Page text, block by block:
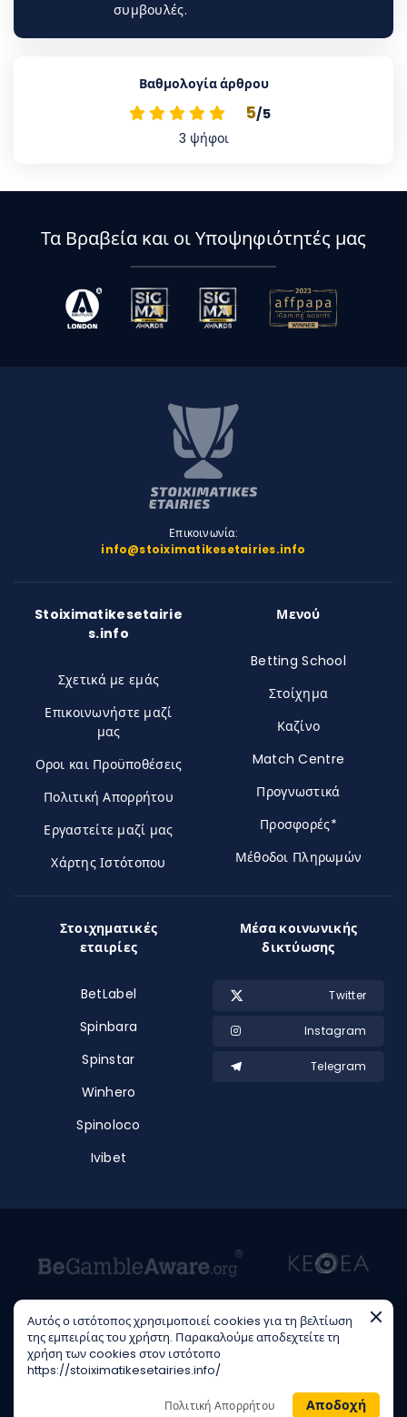
συμβουλές.
Βαθμολογία άρθρου
5/5
3 ψήφοι
Τα Βραβεία και οι Υποψηφιότητές μας
Επικοινωνία:
info@stoiximatikesetairies.info
Stoiximatikesetairie
s.info
Σχετικά με εμάς
Επικοινωνήστε μαζί
μας
Οροι και Προϋποθέσεις
Πολιτική Απορρήτου
Εργαστείτε μαζί μας
Χάρτης Ιστότοπου
Μενού
Betting School
Στοίχημα
Καζίνο
Match Centre
Προγνωστικά
Προσφορές*
Μέθοδοι Πληρωμών
Στοιχηματικές
εταιρίες
BetLabel
Spinbara
Spinstar
Winhero
Spinoloco
Ivibet
Μέσα κοινωνικής
δικτύωσης
Twitter
Instagram
Telegram
21+ | Κίνδυνος εθισμού & απώλειας περιουσίας | Γραμμή βοήθειας
ΚΕΘΕΑ: 210 9237777 | Παίξε Υπεύθυνα
Copyright © 2026 Stoiximatikes Etairies INFO - All rights reserved
Αυτός ο ιστότοπος χρησιμοποιεί cookies για τη βελτίωση
της εμπειρίας του χρήστη. Παρακαλούμε αποδεχτείτε τη
χρήση των cookies στον ιστότοπο
https://stoiximatikesetairies.info/
Πολιτική Απορρήτου Αποδοχή